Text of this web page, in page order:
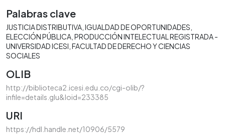
Palabras clave
JUSTICIA DISTRIBUTIVA IGUALDAD DE OPORTUNIDADES
ELECCIÓN PÚBLICA PRODUCCIÓN INTELECTUAL REGISTRADA -
UNIVERSIDAD ICESI FACULTAD DE DERECHO Y CIENCIAS
SOCIALES
OLIB
http://biblioteca2.icesi.edu.co/cgi-olib/?
infile=details.glu&loid=233385
URI
https://hdl.handle.net/10906/5579